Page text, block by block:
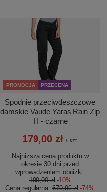
PROMOCJA PRZECENA
Spodnie przeciwdeszczowe
damskie Vaude Yaras Rain Zip
III - czarne
179,00 zł / szt.
Najniższa cena produktu w
okresie 30 dni przed
wprowadzeniem obniżki:
199,00 zł -10%
Cena regularna: 679,99 zł -74%